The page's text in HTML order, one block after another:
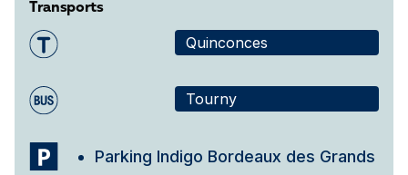
Transports
Quinconces
Tourny
Parking Indigo Bordeaux des Grands